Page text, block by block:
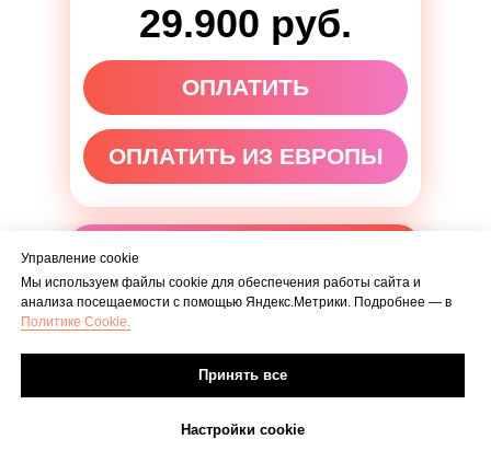
29.900 руб.
ОПЛАТИТЬ
Perfumes + ДНК бренда
Урок 2.Понятие «Парфюмерный гардероб» и
ПРЕМИУМ (ХОЧУ ВСЕ)
ОПЛАТИТЬ ИЗ ЕВРОПЫ
Управление cookie
Мы используем файлы cookie для обеспечения работы сайта и
анализа посещаемости с помощью Яндекс.Метрики. Подробнее — в
Политике Cookie.
Принять все
Настройки cookie